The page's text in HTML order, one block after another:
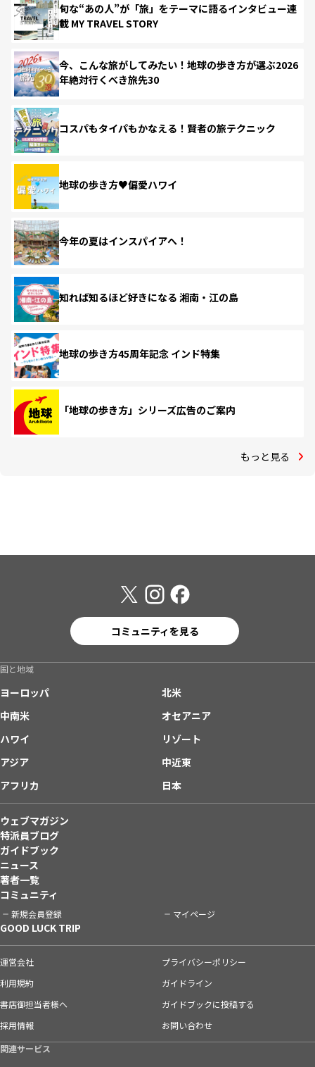
旬な“あの人”が「旅」をテーマに語るインタビュー連
載 MY TRAVEL STORY
今、こんな旅がしてみたい！地球の歩き方が選ぶ2026
年絶対行くべき旅先30
コスパもタイパもかなえる！賢者の旅テクニック
地球の歩き方♥偏愛ハワイ
今年の夏はインスパイアへ！
知れば知るほど好きになる 湘南・江の島
地球の歩き方45周年記念 インド特集
「地球の歩き方」シリーズ広告のご案内
もっと見る
コミュニティを見る
国と地域
ヨーロッパ
北米
中南米
オセアニア
ハワイ
リゾート
アジア
中近東
アフリカ
日本
ウェブマガジン
特派員ブログ
ガイドブック
ニュース
著者一覧
コミュニティ
新規会員登録 マイページ
GOOD LUCK TRIP
運営会社
プライバシーポリシー
利用規約
ガイドライン
書店御担当者様へ
ガイドブックに投稿する
採用情報
お問い合わせ
関連サービス